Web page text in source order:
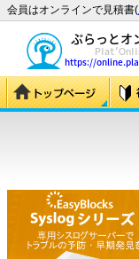
会員はオンラインで見積書(